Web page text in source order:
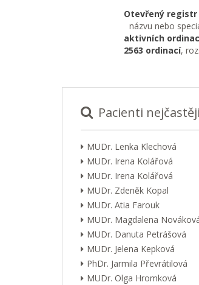
Otevřený registr
názvu nebo
aktivních
2563 ordinací,
Pacienti
MUDr. Lenka Klechová
MUDr. Irena Kolářová
MUDr. Irena Kolářová
MUDr. Zdeněk Kopal
MUDr. Atia Farouk
MUDr. Magdalena
MUDr. Danuta Petrášová
MUDr. Jelena Kepková
PhDr. Jarmila Převrátilová
MUDr. Olga Hromková